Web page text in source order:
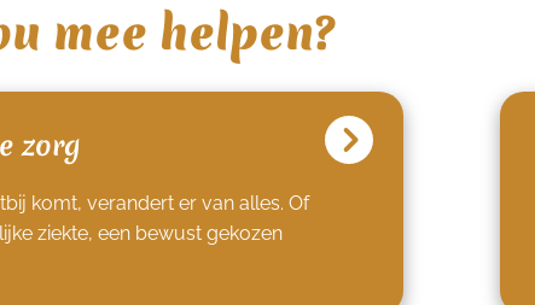
mee helpen?
zorg
komt, verandert er van alles. Of
ziekte, een bewust gekozen